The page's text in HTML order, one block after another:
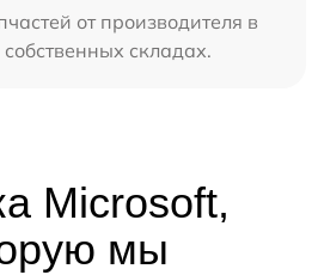
от производителя в
складах.
Microsoft,
мы